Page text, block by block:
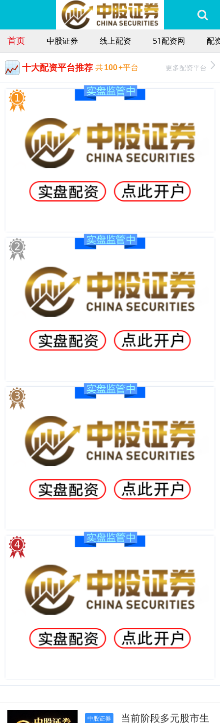
首页 中股证券 线上配资 51配资网 配
十大配资平台推荐 共100+平台 更多配资平台
中股证券